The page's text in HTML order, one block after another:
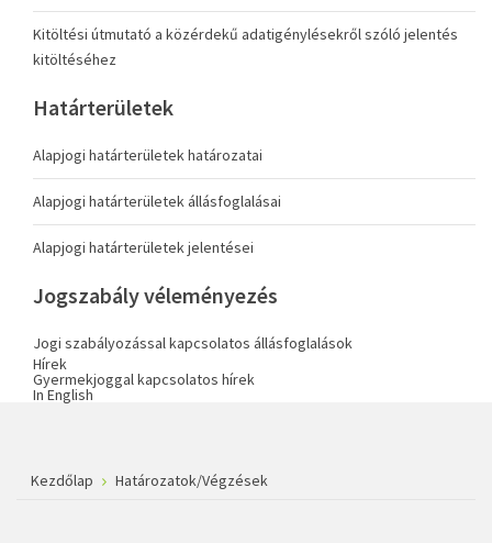
Kitöltési útmutató a közérdekű adatigénylésekről szóló jelentés
kitöltéséhez
Határterületek
Alapjogi határterületek határozatai
Alapjogi határterületek állásfoglalásai
Alapjogi határterületek jelentései
Jogszabály véleményezés
Jogi szabályozással kapcsolatos állásfoglalások
Hírek
Gyermekjoggal kapcsolatos hírek
In English
Kezdőlap Határozatok/Végzések